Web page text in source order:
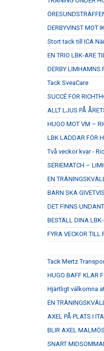
DERBYVINST MOT
Stort tack till ICA
EN TRIO LBK-ARE
DERBY LIMHAMNS
Tack SveaCare
SUCCÉ FÖR
ALLT LJUS PÅ
HUGO MOT VM –
LBK LADDAR FÖR
Två veckor kvar -
SERIEMATCH –
EN
BARN SKA
DET FINNS
BESTÄLL DINA
FYRA VECKOR TILL
Tack Mertz
HUGO BAFF KLAR
Hjärtligt välkomna
EN
AXEL PÅ PLATS I
BLIR AXEL
SNART